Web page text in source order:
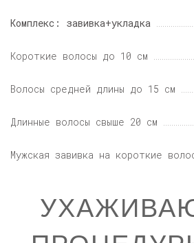
Комплекс: завивка+укладка
Короткие волосы до 10 см
Волосы средней длины до 15 см
Длинные волосы свыше 20 см
Мужская завивка на короткие